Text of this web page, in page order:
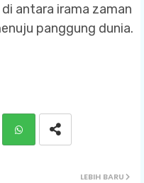
antara irama zaman
panggung dunia.
LEBIH BARU